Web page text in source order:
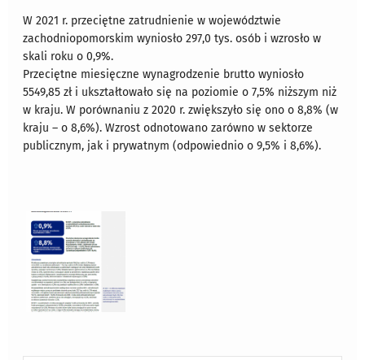
W 2021 r. przeciętne zatrudnienie w województwie
zachodniopomorskim wyniosło 297,0 tys. osób i wzrosło w
skali roku o 0,9%.
Przeciętne miesięczne wynagrodzenie brutto wyniosło
5549,85 zł i ukształtowało się na poziomie o 7,5% niższym niż
w kraju. W porównaniu z 2020 r. zwiększyło się ono o 8,8% (w
kraju – o 8,6%). Wzrost odnotowano zarówno w sektorze
publicznym, jak i prywatnym (odpowiednio o 9,5% i 8,6%).